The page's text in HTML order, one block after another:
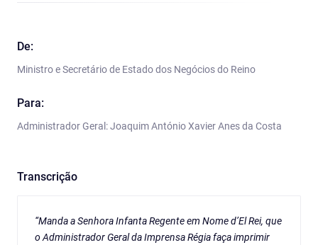
De:
Ministro e Secretário de Estado dos Negócios do Reino
Para:
Administrador Geral: Joaquim António Xavier Anes da Costa
Transcrição
“Manda a Senhora Infanta Regente em Nome d’El Rei, que
o Administrador Geral da Imprensa Régia faça imprimir